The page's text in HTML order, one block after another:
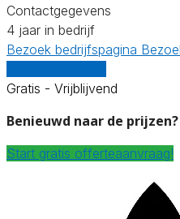
Contactgegevens
4 jaar in bedrijf
Bezoek bedrijfspagina
Gratis - Vrijblijvend
Benieuwd naar de
Start gratis offerteaanvraag!